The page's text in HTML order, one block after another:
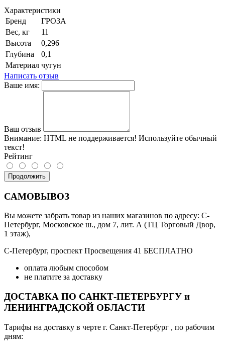
Характеристики
Бренд
ГРОЗА
Вес, кг
11
Высота
0,296
Глубина
0,1
Материал чугун
Написать отзыв
Ваше имя:
Ваш отзыв
Внимание: HTML не поддерживается! Используйте обычный
текст!
Рейтинг
Продолжить
САМОВЫВОЗ
Вы можете забрать товар из наших магазинов по адресу: С-
Петербург, Московское ш., дом 7, лит. А (ТЦ Торговый Двор,
1 этаж),
С-Петербург, проспект Просвещения 41 БЕСПЛАТНО
оплата любым способом
не платите за доставку
ДОСТАВКА ПО САНКТ-ПЕТЕРБУРГУ и
ЛЕНИНГРАДСКОЙ ОБЛАСТИ
Тарифы на доставку в черте г. Санкт-Петербург , по рабочим
дням: